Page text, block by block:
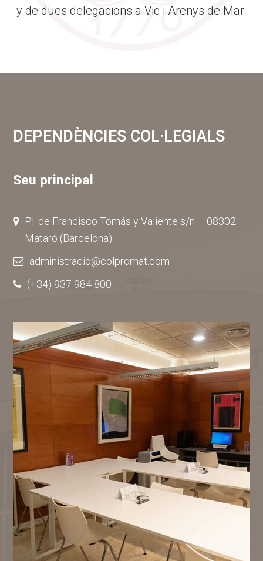
y de dues delegacions a Vic i Arenys de Mar.
DEPENDÈNCIES COL·LEGIALS
Seu principal
Pl. de Francisco Tomás y Valiente s/n – 08302
Mataró (Barcelona)
administracio@colpromat.com
(+34) 937 984 800